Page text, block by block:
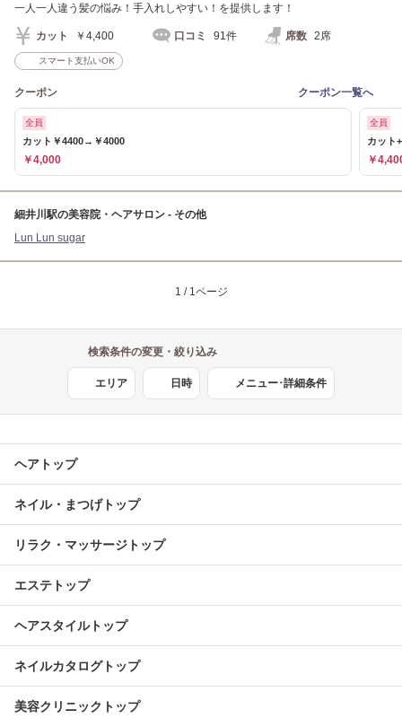
一人一人違う髪の悩み！手入れしやすい！を提供します！
カット ￥4,400 口コミ 91件 席数 2席
スマート支払いOK
クーポン クーポン一覧へ
全員
カット￥4400→￥4000
￥4,000
全員
カット
￥
細井川駅の美容院・ヘアサロン - その他
Lun Lun sugar
1 / 1ページ
検索条件の変更・絞り込み
エリア 日時 メニュー･詳細条件
ヘアトップ
ネイル・まつげトップ
リラク・マッサージトップ
エステトップ
ヘアスタイルトップ
ネイルカタログトップ
美容クリニックトップ